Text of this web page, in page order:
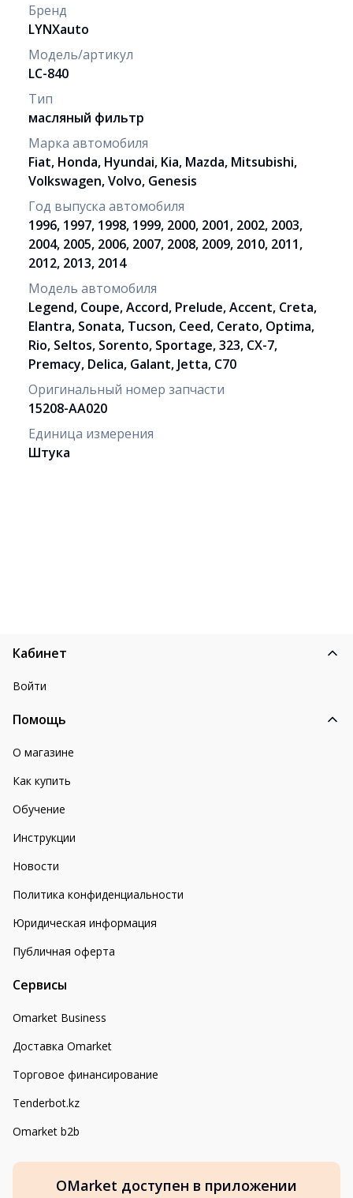
Бренд
LYNXauto
Модель/артикул
LC-840
Тип
масляный фильтр
Марка автомобиля
Fiat, Honda, Hyundai, Kia, Mazda, Mitsubishi,
Volkswagen, Volvo, Genesis
Год выпуска автомобиля
1996, 1997, 1998, 1999, 2000, 2001, 2002, 2003,
2004, 2005, 2006, 2007, 2008, 2009, 2010, 2011,
2012, 2013, 2014
Модель автомобиля
Legend, Coupe, Accord, Prelude, Accent, Creta,
Elantra, Sonata, Tucson, Ceed, Cerato, Optima,
Rio, Seltos, Sorento, Sportage, 323, CX-7,
Premacy, Delica, Galant, Jetta, C70
Оригинальный номер запчасти
15208-AA020
Единица измерения
Штука
Кабинет
Войти
Помощь
О магазине
Как купить
Обучение
Инструкции
Новости
Политика конфиденциальности
Юридическая информация
Публичная оферта
Сервисы
Omarket Business
Доставка Omarket
Торговое финансирование
Tenderbot.kz
Omarket b2b
OMarket доступен в приложении